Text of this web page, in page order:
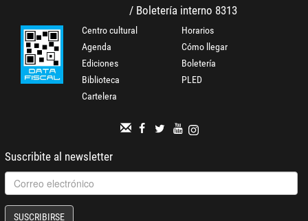
/ Boletería interno 8313
Centro cultural
Agenda
Ediciones
Biblioteca
Cartelera
Horarios
Cómo llegar
Boletería
PLED
Suscribite al newsletter
SUSCRIBIRSE